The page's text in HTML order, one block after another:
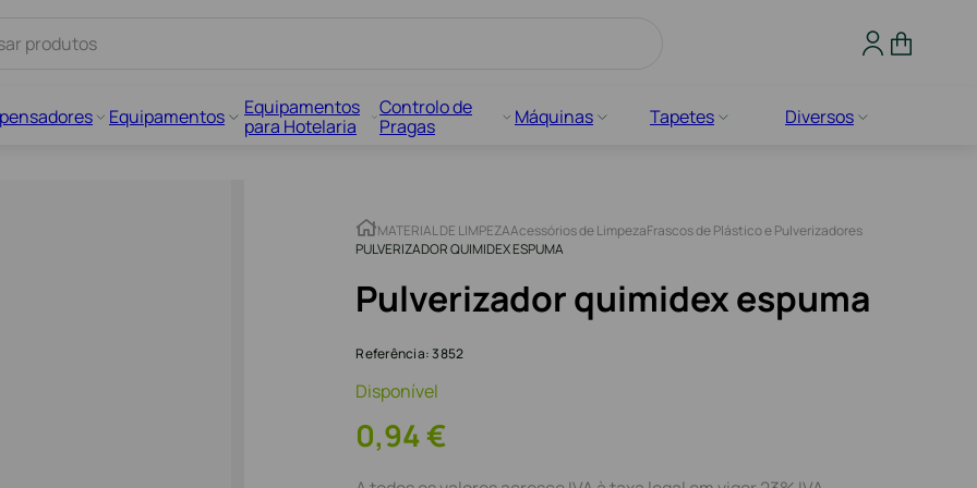
Equipamentos
Equipamentos
para Hotelaria
Controlo de
Pragas
Máquinas Tapetes Diversos
MATERIAL DE LIMPEZAAcessórios de LimpezaFrascos de Plástico e Pulverizadores
PULVERIZADOR QUIMIDEX ESPUMA
Pulverizador quimidex espuma
Referência:3852
Disponível
0,94€